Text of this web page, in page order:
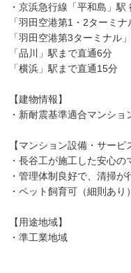
・京浜急行線「平和島」駅
「羽田空港第1・2ターミ
「羽田空港第3ターミナル
「品川」駅まで直通6分
「横浜」駅まで直通15分
【建物情報】
・新耐震基準適合マンショ
【マンション設備・サービ
・長谷工が施工した安心の
・管理体制良好で、清掃が
・ペット飼育可（細則あり）
【用途地域】
・準工業地域